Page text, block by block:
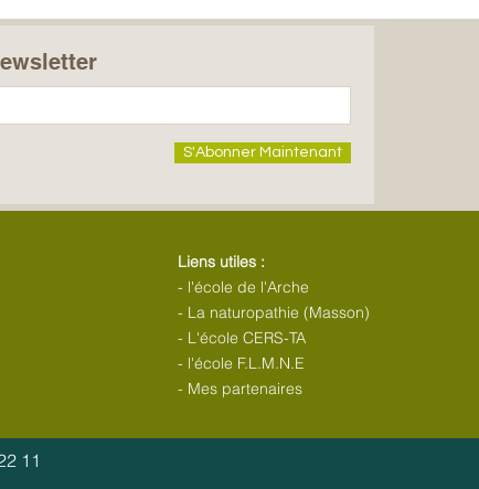
S'Abonner Maintenant
Liens utiles :
- l'école de l'Arche
- La naturopathie (Masson)
- L'école CERS-TA
- l'école F.L.M.N.E
- Mes partenaires
11